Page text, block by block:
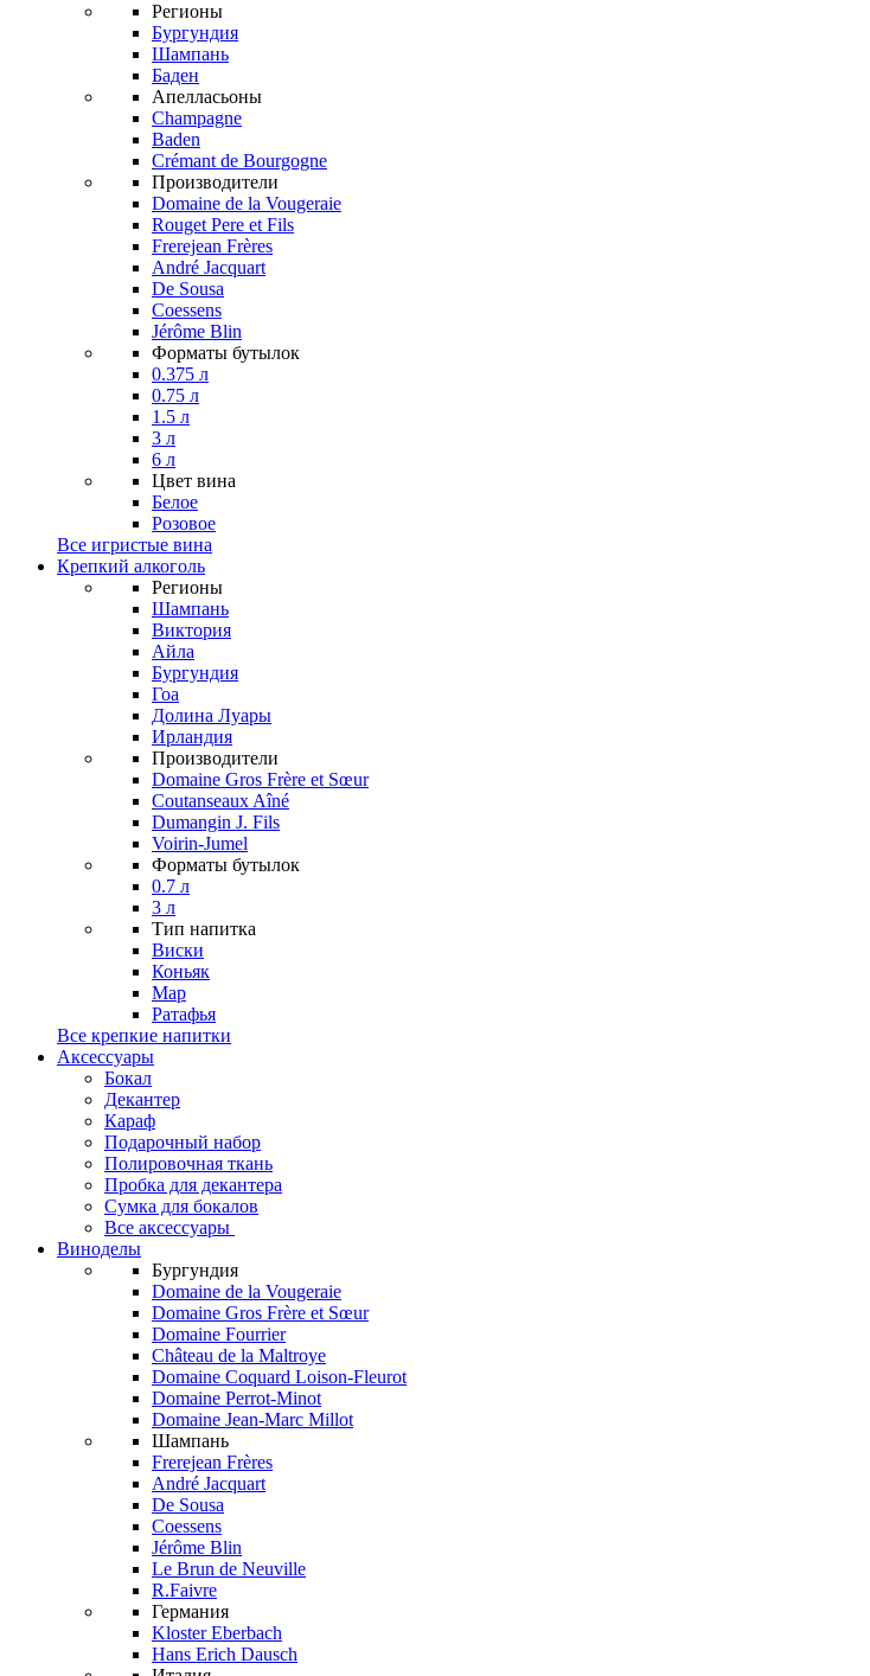
Регионы
Бургундия
Шампань
Баден
Апелласьоны
Champagne
Baden
Crémant de Bourgogne
Производители
Domaine de la Vougeraie
Rouget Pere et Fils
Frerejean Frères
André Jacquart
De Sousa
Coessens
Jérôme Blin
Форматы бутылок
0.375 л
0.75 л
1.5 л
3 л
6 л
Цвет вина
Белое
Розовое
Все игристые вина
Крепкий алкоголь
Регионы
Шампань
Виктория
Айла
Бургундия
Гоа
Долина Луары
Ирландия
Производители
Domaine Gros Frère et Sœur
Coutanseaux Aîné
Dumangin J. Fils
Voirin-Jumel
Форматы бутылок
0.7 л
3 л
Тип напитка
Виски
Коньяк
Мар
Ратафья
Все крепкие напитки
Аксессуары
Бокал
Декантер
Караф
Подарочный набор
Полировочная ткань
Пробка для декантера
Сумка для бокалов
Все аксессуары
Виноделы
Бургундия
Domaine de la Vougeraie
Domaine Gros Frère et Sœur
Domaine Fourrier
Château de la Maltroye
Domaine Coquard Loison-Fleurot
Domaine Perrot-Minot
Domaine Jean-Marc Millot
Шампань
Frerejean Frères
André Jacquart
De Sousa
Coessens
Jérôme Blin
Le Brun de Neuville
R.Faivre
Германия
Kloster Eberbach
Hans Erich Dausch